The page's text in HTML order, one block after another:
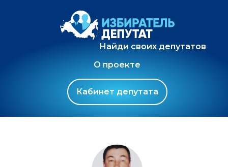
Найди своих депутатов
О проекте
Кабинет депутата